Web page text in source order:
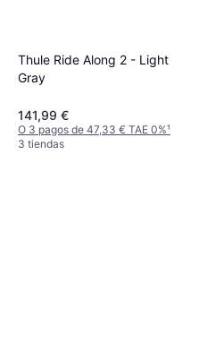
Thule Ride Along 2 - Light
Gray
141,99 €
O 3 pagos de 47,33 € TAE 0%¹
3 tiendas